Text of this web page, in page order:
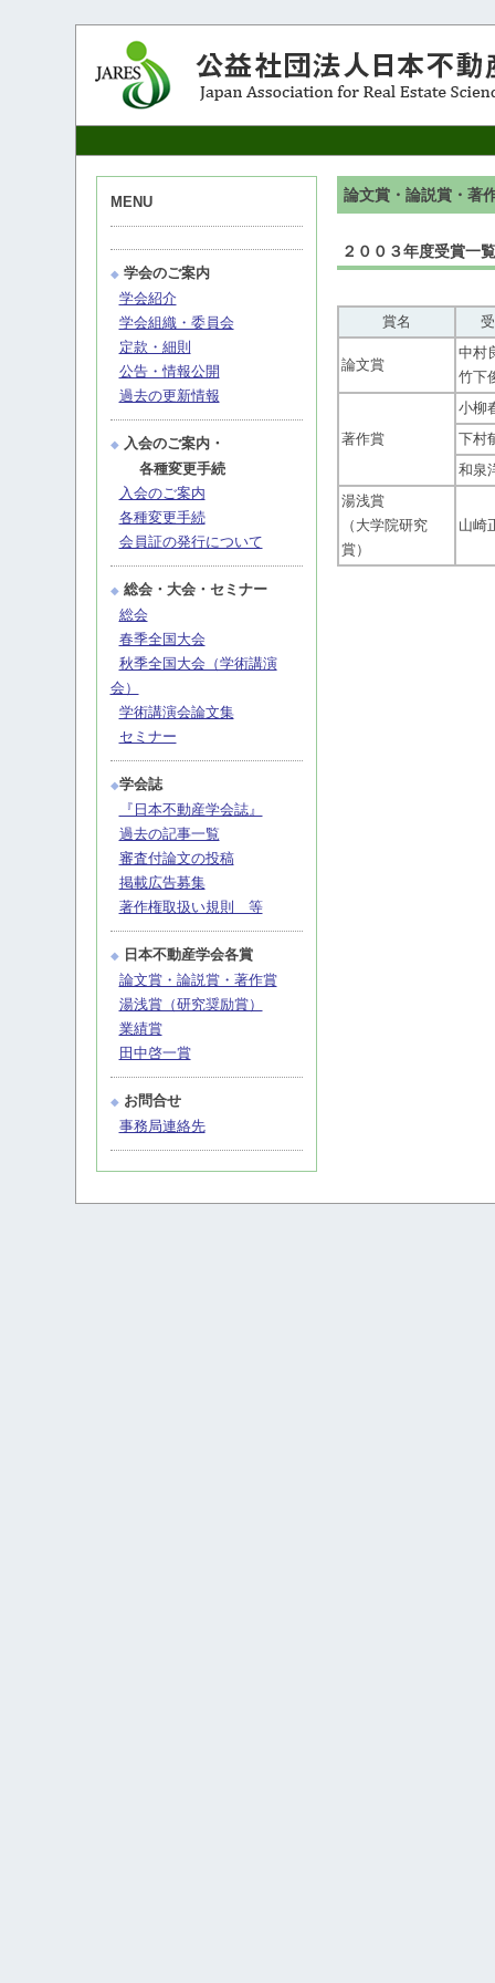
MENU
◆ 学会のご案内
学会紹介
学会組織・委員会
定款・細則
公告・情報公開
過去の更新情報
◆ 入会のご案内・
各種変更手続
入会のご案内
各種変更手続
会員証の発行について
◆ 総会・大会・セミナー
総会
春季全国大会
秋季全国大会（学術講演
会）
学術講演会論文集
セミナー
◆学会誌
『日本不動産学会誌』
過去の記事一覧
審査付論文の投稿
掲載広告募集
著作権取扱い規則 等
◆
日本不動産学会各賞
論文賞・論説賞・著作賞
湯浅賞（研究奨励賞）
業績賞
田中啓一賞
◆お問合せ
事務局連絡先
論文賞・論説賞・著
２００３年度受賞一覧
賞名
論文賞
中村
竹下
著作賞
小柳
下村
和泉
湯浅賞
（大学院研究
賞）
山崎